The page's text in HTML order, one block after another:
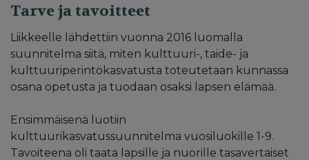
Tarve ja tavoitteet
Liikkeelle lähdettiin vuonna 2016 luomalla
suunnitelma siitä, miten kulttuuri-, taide- ja
kulttuuriperintökasvatusta toteutetaan kunnassa
osana opetusta ja tuodaan osaksi lapsen elämää.
Ensimmäisenä luotiin
kulttuurikasvatussuunnitelma vuosiluokille 1-9.
Tavoiteena oli taata lapsille ja nuorille tasavertaiset